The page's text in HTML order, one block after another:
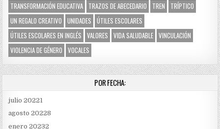
TRANSFORMACIÓN EDUCATIVA TRAZOS DE ABECEDARIO TREN
TRÍPTICO
UN REGALO CREATIVO
UNIDADES
ÚTILES ESCOLARES
ÚTILES ESCOLARES EN INGLÉS
VALORES VIDA SALUDABLE VINCULACIÓN
VIOLENCIA DE GÉNERO
VOCALES
POR FECHA:
julio 20221
agosto 20228
enero 20232